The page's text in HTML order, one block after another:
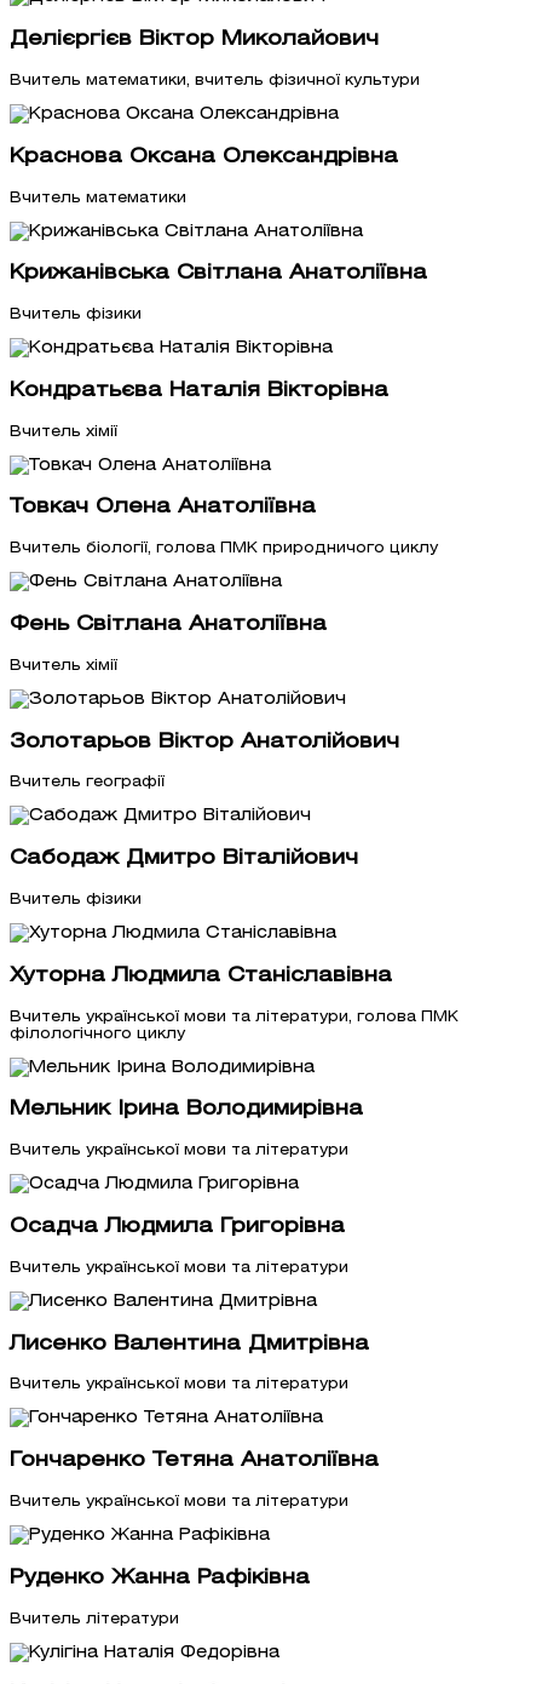
Делієргієв Віктор Миколайович
Вчитель математики, вчитель фізичної культури
Краснова Оксана Олександрівна
Вчитель математики
Крижанівська Світлана Анатоліївна
Вчитель фізики
Кондратьєва Наталія Вікторівна
Вчитель хімії
Товкач Олена Анатоліївна
Вчитель біології, голова ПМК природничого циклу
Фень Світлана Анатоліївна
Вчитель хімії
Золотарьов Віктор Анатолійович
Вчитель географії
Сабодаж Дмитро Віталійович
Вчитель фізики
Хуторна Людмила Станіславівна
Вчитель української мови та літератури, голова ПМК
філологічного циклу
Мельник Ірина Володимирівна
Вчитель української мови та літератури
Осадча Людмила Григорівна
Вчитель української мови та літератури
Лисенко Валентина Дмитрівна
Вчитель української мови та літератури
Гончаренко Тетяна Анатоліївна
Вчитель української мови та літератури
Руденко Жанна Рафіківна
Вчитель літератури